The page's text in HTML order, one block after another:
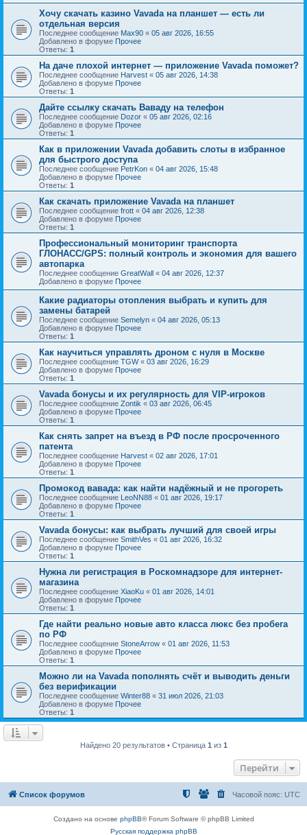
Хочу скачать казино Vavada на планшет — есть ли
отдельная версия
Последнее сообщение Max90 « 05 авг 2026, 16:55
Добавлено в форуме Прочее
Ответы: 1
На даче плохой интернет — приложение Vavada поможет?
Последнее сообщение Harvest « 05 авг 2026, 14:38
Добавлено в форуме Прочее
Ответы: 1
Дайте ссылку скачать Ваваду на телефон
Последнее сообщение Dozor « 05 авг 2026, 02:16
Добавлено в форуме Прочее
Ответы: 1
Как в приложении Vavada добавить слоты в избранное
для быстрого доступа
Последнее сообщение PetrKon « 04 авг 2026, 15:48
Добавлено в форуме Прочее
Ответы: 1
Как скачать приложение Vavada на планшет
Последнее сообщение frott « 04 авг 2026, 12:38
Добавлено в форуме Прочее
Ответы: 1
Профессиональный мониторинг транспорта
ГЛОНАСС/GPS: полный контроль и экономия для вашего
автопарка
Последнее сообщение GreatWall « 04 авг 2026, 12:37
Добавлено в форуме Прочее
Какие радиаторы отопления выбрать и купить для
замены батарей
Последнее сообщение Semelyn « 04 авг 2026, 05:13
Добавлено в форуме Прочее
Ответы: 1
Как научиться управлять дроном с нуля в Москве
Последнее сообщение TGW« 03 авг 2026, 16:29
Добавлено в форуме Прочее
Ответы: 1
Vavada бонусы и их регулярность для VIP-игроков
Последнее сообщение Zontik « 03 авг 2026, 06:45
Добавлено в форуме Прочее
Ответы: 1
Как снять запрет на въезд в РФ после просроченного
патента
Последнее сообщение Harvest « 02 авг 2026, 17:01
Добавлено в форуме Прочее
Ответы: 1
Промокод вавада: как найти надёжный и не прогореть
Последнее сообщение LeoNN88 « 01 авг 2026, 19:17
Добавлено в форуме Прочее
Ответы: 1
Vavada бонусы: как выбрать лучший для своей игры
Последнее сообщение SmithVes « 01 авг 2026, 16:32
Добавлено в форуме Прочее
Ответы: 1
Нужна ли регистрация в Роскомнадзоре для интернет-
магазина
Последнее сообщение XiaoKu « 01 авг 2026, 14:01
Добавлено в форуме Прочее
Ответы: 1
Где найти реально новые авто класса люкс без пробега
по РФ
Последнее сообщение StoneArrow « 01 авг 2026, 11:53
Добавлено в форуме Прочее
Ответы: 1
Можно ли на Vavada пополнять счёт и выводить деньги
без верификации
Последнее сообщение Winter88 « 31 июл 2026, 21:03
Добавлено в форуме Прочее
Ответы: 1
Найдено 20 результатов • Страница 1 из 1
Перейти
Список форумов Часовой пояс: UTC
Создано на основе phpBB® Forum Software © phpBB Limited
Русская поддержка phpBB